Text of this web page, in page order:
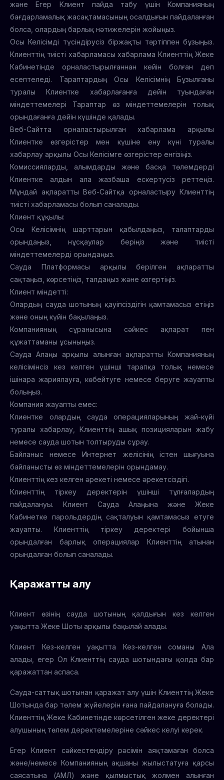
және Егер Клиент пайда табу үшін Компанияның
бағдарламалық жасақтамасының осалдығын пайдаланған
болса, олардың барлық нәтижелерін жойыңыз.
Осы Келісімді түсіндірусіз біржақты тәртіппен бұзыңыз.
Клиенттің тиісті хабарламасы хабарлама Клиенттің Жеке
Кабинетінде орналастырылғаннан кейін болған деп
есептеледі. Тараптардың Осы Келісімнің Бұзылғаны
туралы Клиентке хабарлағанға дейін туындаған
міндеттемелері Тараптар өз міндеттемелерін толық
орындағанға дейін күшінде қалады.
Веб-Сайтта орналастырылған хабарлама арқылы
Клиентке өзгерістер мен күшіне ену күні туралы
хабарлау арқылы Осы Келісімге өзгерістер енгізіңіз.
Комиссияларды, алымдарды және басқа төлемдерді
Клиентке алдын ала жазбаша ескертусіз реттеңіз.
Мұндай ақпаратты Веб-Сайтқа орналастыру Клиенттің
тиісті хабарламасы болып саналады.
Клиент құқылы:
Осы Келісімнің шарттарын қабылдаңыз, талаптарды
орындаңыз, нұсқаулар беріңіз және тиісті
міндеттемелерді орындаңыз.
Сауда Платформасы арқылы берілген ақпаратты
сақтаңыз, көрсетіңіз, талдаңыз және өзгертіңіз.
Клиент міндетті:
Олардың сауда шотының қауіпсіздігін қамтамасыз етіңіз
және оның күйін бақылаңыз.
Компанияның сұранысына сәйкес ақпарат пен
құжаттаманы ұсыныңыз.
Сауда Алаңы арқылы алынған ақпаратты Компанияның
келісімінсіз кез келген үшінші тарапқа толық немесе
ішінара жариялауға, көбейтуге немесе беруге жауапты
болыңыз.
Компания жауапты емес:
Клиентке олардың сауда операцияларының жай-күйі
туралы хабарлау, Клиенттің ашық позицияларын жабу
немесе сауда шотын толтыруды сұрау.
Байланыс немесе Интернет желісінің істен шығуына
байланысты өз міндеттемелерін орындамау.
Клиенттің кез келген әрекеті немесе әрекетсіздігі.
Клиенттің тіркеу деректерін үшінші тұлғалардың
пайдалануы. Клиент Сауда Алаңына және Жеке
Кабинетке парольдердің сақталуын қамтамасыз етуге
жауапты. Клиенттің тіркеу деректері бойынша
орындалған барлық операциялар Клиенттің атынан
орындалған болып саналады.
Қаражатты алу
Клиент өзінің сауда шотының қалдығын кез келген
уақытта Жеке Шоты арқылы бақылай алады.
Клиент Кез-келген уақытта Кез-келген соманы Ала
алады, егер Ол Клиенттің сауда шотындағы қолда бар
қаражаттан аспаса.
Сауда-саттық шотынан қаражат алу үшін Клиенттің Жеке
Шотында бар төлем жүйелерін ғана пайдалануға болады.
Клиенттің Жеке Кабинетінде көрсетілген жеке деректері
алушының төлем деректемелеріне сәйкес келуі керек.
Егер Клиент сәйкестендіру рәсімін аяқтамаған болса
және/немесе Компанияның ақшаны жылыстатуға қарсы
саясатына (АМЛ) және қылмыстық жолмен алынған